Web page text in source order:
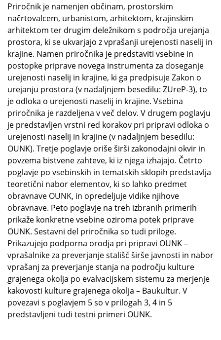
Priročnik je namenjen občinam, prostorskim
načrtovalcem, urbanistom, arhitektom, krajinskim
arhitektom ter drugim deležnikom s področja urejanja
prostora, ki se ukvarjajo z vprašanji urejenosti naselij in
krajine. Namen priročnika je predstaviti vsebine in
postopke priprave novega instrumenta za doseganje
urejenosti naselij in krajine, ki ga predpisuje Zakon o
urejanju prostora (v nadaljnjem besedilu: ZUreP-3), to
je odloka o urejenosti naselij in krajine. Vsebina
priročnika je razdeljena v več delov. V drugem poglavju
je predstavljen vrstni red korakov pri pripravi odloka o
urejenosti naselij in krajine (v nadaljnjem besedilu:
OUNK). Tretje poglavje oriše širši zakonodajni okvir in
povzema bistvene zahteve, ki iz njega izhajajo. Četrto
poglavje po vsebinskih in tematskih sklopih predstavlja
teoretični nabor elementov, ki so lahko predmet
obravnave OUNK, in opredeljuje vidike njihove
obravnave. Peto poglavje na treh izbranih primerih
prikaže konkretne vsebine oziroma potek priprave
OUNK. Sestavni del priročnika so tudi priloge.
Prikazujejo podporna orodja pri pripravi OUNK –
vprašalnike za preverjanje stališč širše javnosti in nabor
vprašanj za preverjanje stanja na področju kulture
grajenega okolja po evalvacijskem sistemu za merjenje
kakovosti kulture grajenega okolja – Baukultur. V
povezavi s poglavjem 5 so v prilogah 3, 4 in 5
predstavljeni tudi testni primeri OUNK.